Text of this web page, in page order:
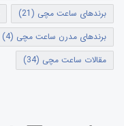
برندهای ساعت مچی (21)
برندهای مدرن ساعت مچی (4)
مقالات ساعت مچی (34)